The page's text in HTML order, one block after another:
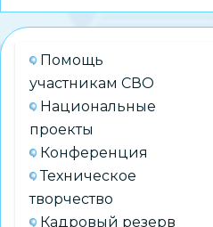
Помощь
участникам СВО
Национальные
проекты
Конференция
Техническое
творчество
Кадровый резерв